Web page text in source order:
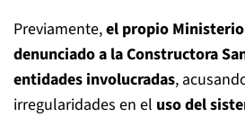
Previamente,el propio
denunciado a la Constructora
entidades involucradas,
irregularidades en el uso del